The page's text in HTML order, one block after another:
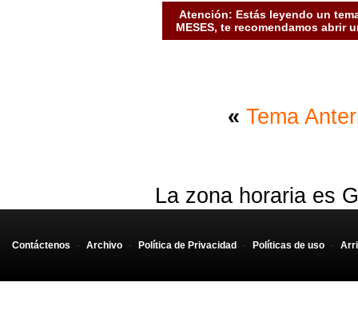
Atención: Estás leyendo un
MESES, te recomendamos abrir
« Tema
La zona horaria es
Contáctenos - Archivo - Política de Privacidad - Políticas de uso -